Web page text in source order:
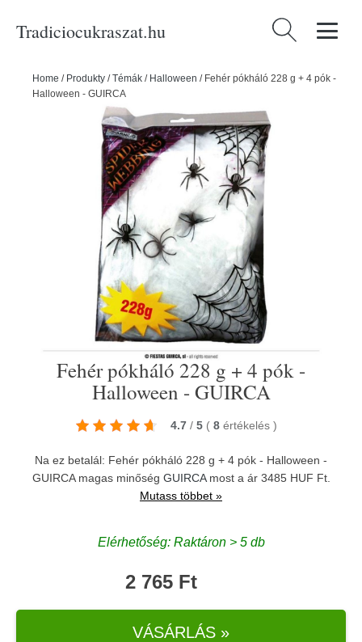
Tradiciocukraszat.hu Keresés:
Home / Produkty /Témák / Halloween / Fehér pókháló 228 g + 4 pók -
Halloween - GUIRCA
Fehér pókháló 228 g + 4 pók -
Halloween - GUIRCA
4.7 / 5 ( 8 értékelés )
Na ez betalál: Fehér pókháló 228 g + 4 pók - Halloween -
GUIRCA magas minőség GUIRCAmost a ár 3485 HUF Ft.
Mutass többet »
Elérhetőség: Raktáron > 5 db
2 765 Ft
VÁSÁRLÁS »